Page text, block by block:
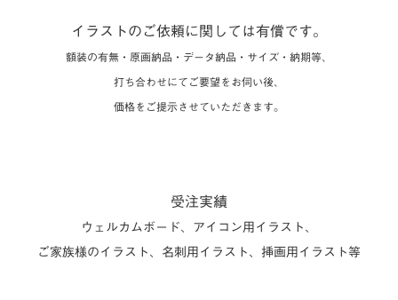
イラストのご依頼に関しては有償です。
額装の有無・原画納品・データ納品・サイズ・納期等、
打ち合わせにてご要望をお伺い後、
価格をご提示させていただきます。
受注実績
ウェルカムボード、アイコン用イラスト、
ご家族様のイラスト、名刺用イラスト、挿画用イラスト等